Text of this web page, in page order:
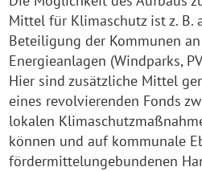
Mittel für Klimaschutz ist z. B.
Beteiligung der Kommunen
Energieanlagen (Windparks,
Hier sind zusätzliche Mittel
eines revolvierenden Fonds
lokalen
können und auf kommunale
fördermittelungebundenen